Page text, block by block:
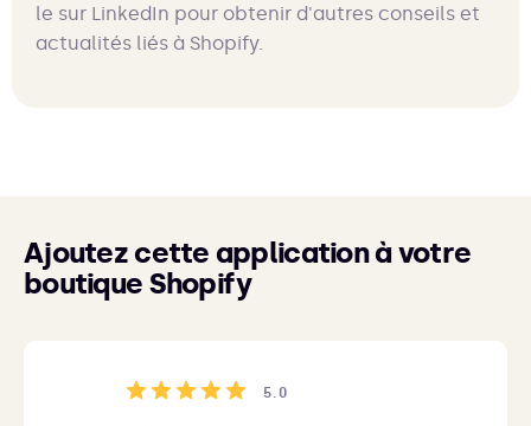
le sur LinkedIn pour obtenir d'autres conseils et
actualités liés à Shopify.
Ajoutez cette application à votre
boutique Shopify
5.0